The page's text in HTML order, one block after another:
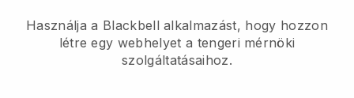
Használja a Blackbell alkalmazást, hogy hozzon
létre egy webhelyet a tengeri mérnöki
szolgáltatásaihoz.